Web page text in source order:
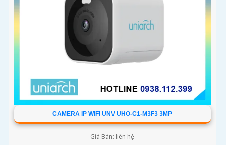
CAMERA IP WIFI UNV UHO-C1-M3F3 3MP
Giá Bán: liên hệ